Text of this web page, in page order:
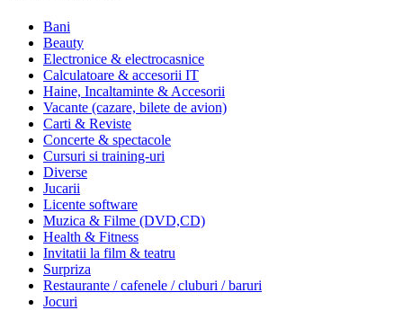
Bani
Beauty
Electronice & electrocasnice
Calculatoare & accesorii IT
Haine, Incaltaminte & Accesorii
Vacante (cazare, bilete de avion)
Carti & Reviste
Concerte & spectacole
Cursuri si training-uri
Diverse
Jucarii
Licente software
Muzica & Filme (DVD,CD)
Health & Fitness
Invitatii la film & teatru
Surpriza
Restaurante / cafenele / cluburi / baruri
Jocuri